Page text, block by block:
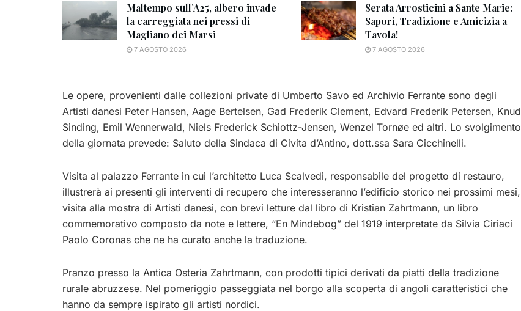
Maltempo sull’A25, albero invade
la carreggiata nei pressi di
Magliano dei Marsi
7 AGOSTO 2026
Serata Arrosticini a Sante Marie:
Sapori, Tradizione e Amicizia a
Tavola!
7 AGOSTO 2026
Le opere, provenienti dalle collezioni private di Umberto Savo ed Archivio Ferrante sono degli
Artisti danesi Peter Hansen, Aage Bertelsen, Gad Frederik Clement, Edvard Frederik Petersen, Knud
Sinding, Emil Wennerwald, Niels Frederick Schiottz-Jensen, Wenzel Tornøe ed altri. Lo svolgimento
della giornata prevede: Saluto della Sindaca di Civita d’Antino, dott.ssa Sara Cicchinelli.
Visita al palazzo Ferrante in cui l’architetto Luca Scalvedi, responsabile del progetto di restauro,
illustrerà ai presenti gli interventi di recupero che interesseranno l’edificio storico nei prossimi mesi,
visita alla mostra di Artisti danesi, con brevi letture dal libro di Kristian Zahrtmann, un libro
commemorativo composto da note e lettere, “En Mindebog” del 1919 interpretate da Silvia Ciriaci
Paolo Coronas che ne ha curato anche la traduzione.
Pranzo presso la Antica Osteria Zahrtmann, con prodotti tipici derivati da piatti della tradizione
rurale abruzzese. Nel pomeriggio passeggiata nel borgo alla scoperta di angoli caratteristici che
hanno da sempre ispirato gli artisti nordici.